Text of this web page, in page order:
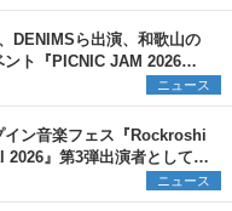
DENIMSら出演、和歌山の
ト『PICNIC JAM 2026』
ニュース
イン音楽フェス『Rockroshi
』第3弾出演者として
し58、Reiを発表
ニュース